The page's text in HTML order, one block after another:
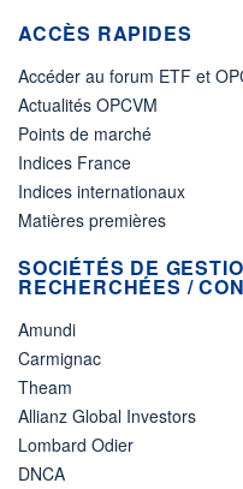
ACCÈS RAPIDES
Accéder au forum ETF et
Actualités OPCVM
Points de marché
Indices France
Indices internationaux
Matières premières
SOCIÉTÉS DE
RECHERCHÉES /
Amundi
Carmignac
Theam
Allianz Global Investors
Lombard Odier
DNCA